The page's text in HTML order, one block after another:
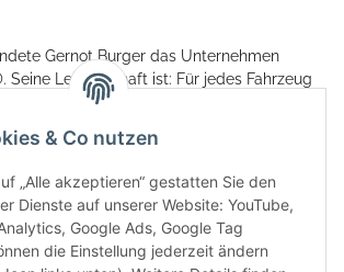
Gernot Burger das Unternehmen
. Seine Leidenschaft ist: Für jedes Fahrzeug
- passgenau und individuell.
positiven Kundenrückmeldungen kamen
Reifenschuhe, Hardtopständer hinzu.
werden in Deutschland produziert und
Techniken und Materialien gefertigt.
ist seit der Gründung ein
welches sich seit 2010 auf
& Co nutzen
„Alle akzeptieren“ gestatten Sie den
Dienste auf unserer Website: YouTube,
Google Ads, Google Tag
die Einstellung jederzeit ändern